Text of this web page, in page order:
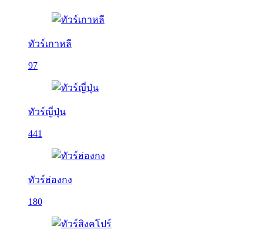
ทัวร์เกาหลี
97
ทัวร์ญี่ปุ่น
441
ทัวร์ฮ่องกง
180